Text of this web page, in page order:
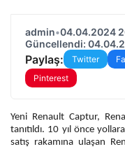
admin•04.04.2024
Güncellendi:
Paylaş: Twitter
Pinterest
Yeni Renault Captur,
tanıtıldı. 10 yıl önce
satış rakamına ulaşan